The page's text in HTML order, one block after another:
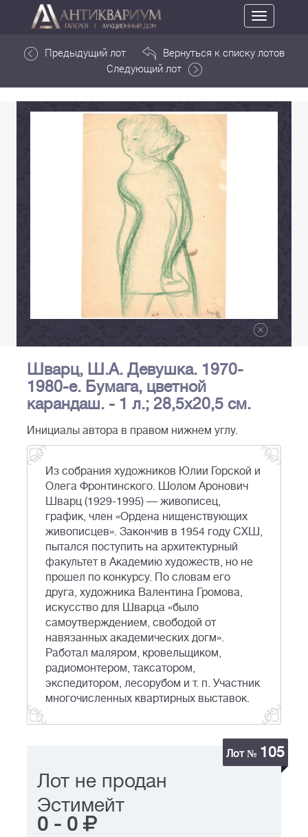
Toggle
navigation
Предыдущий лот
Вернуться к списку лотов
Следующий лот
Шварц, Ш.А. Девушка. 1970-
1980-е. Бумага, цветной
карандаш. - 1 л.; 28,5x20,5 см.
Инициалы автора в правом нижнем углу.
Из собрания художников Юлии Горской и
Олега Фронтинского. Шолом Аронович
Шварц (1929-1995) — живописец,
график, член «Ордена нищенствующих
живописцев». Закончив в 1954 году СХШ,
пытался поступить на архитектурный
факультет в Академию художеств, но не
прошел по конкурсу. По словам его
друга, художника Валентина Громова,
искусство для Шварца «было
самоутверждением, свободой от
навязанных академических догм».
Работал маляром, кровельщиком,
радиомонтером, таксатором,
экспедитором, лесорубом и т. п. Участник
многочисленных квартирных выставок.
Лот № 105
Лот не продан
Эстимейт
0 - 0